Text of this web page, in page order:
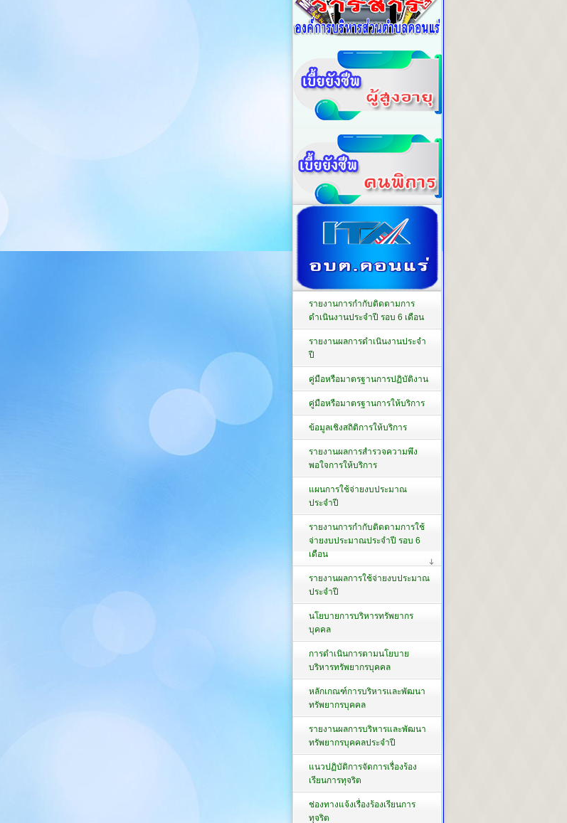
รายงานการกำกับติดตามการ
ดำเนินงานประจำปี รอบ 6 เดือน
รายงานผลการดำเนินงานประจำ
ปี
คู่มือหรือมาตรฐานการปฏิบัติงาน
คู่มือหรือมาตรฐานการให้บริการ
ข้อมูลเชิงสถิติการให้บริการ
รายงานผลการสำรวจความพึง
พอใจการให้บริการ
แผนการใช้จ่ายงบประมาณ
ประจำปี
รายงานการกำกับติดตามการใช้
จ่ายงบประมาณประจำปี รอบ 6
เดือน
รายงานผลการใช้จ่ายงบประมาณ
ประจำปี
นโยบายการบริหารทรัพยากร
บุคคล
การดำเนินการตามนโยบาย
บริหารทรัพยากรบุคคล
หลักเกณฑ์การบริหารและพัฒนา
ทรัพยากรบุคคล
รายงานผลการบริหารและพัฒนา
ทรัพยากรบุคคลประจำปี
แนวปฏิบัติการจัดการเรื่องร้อง
เรียนการทุจริต
ช่องทางแจ้งเรื่องร้องเรียนการ
ทุจริต